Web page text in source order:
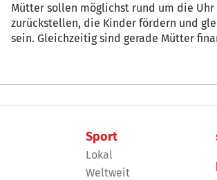
Mütter sollen möglichst rund um die
zurückstellen, die Kinder fördern und
sein. Gleichzeitig sind gerade Mütter
Sport
Lokal
Weltweit